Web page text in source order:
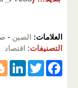
العلامات: الصين -
التصنيفات: اقتصاد
F
T